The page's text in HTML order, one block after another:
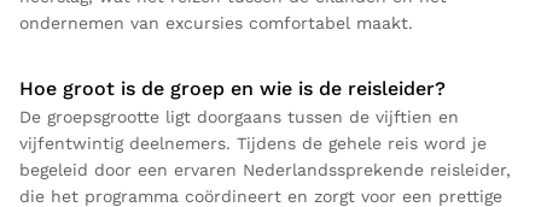
ondernemen van excursies comfortabel maakt.
Hoe groot is de groep en wie is de reisleider?
De groepsgrootte ligt doorgaans tussen de vijftien en
vijfentwintig deelnemers. Tijdens de gehele reis word je
begeleid door een ervaren Nederlandssprekende reisleider,
die het programma coördineert en zorgt voor een prettige